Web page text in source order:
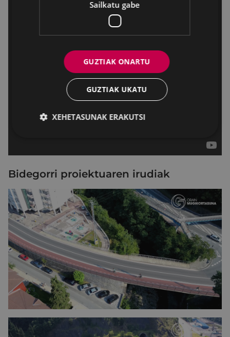
Bidegorri proiektuaren irudiak
Sailkatu gabe
GUZTIAK ONARTU
GUZTIAK UKATU
XEHETASUNAK ERAKUTSI